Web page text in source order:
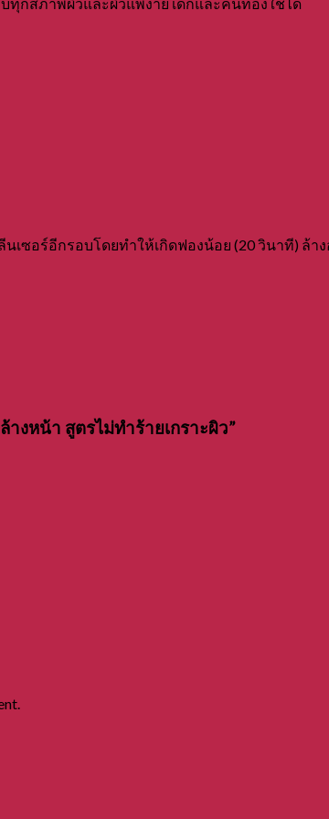
เซอร์อีกรอบโดยทำให้เกิดฟองน้อย (20 วินาที) ล้า
างหน้า สูตรไม่ทำร้ายเกราะผิว”